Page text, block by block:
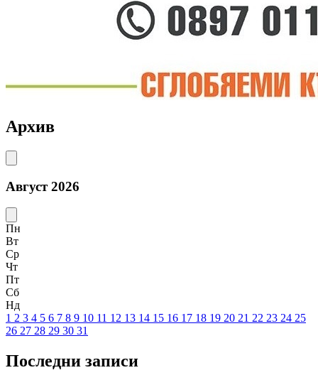
Архив
Август 2026
Пн
Вт
Ср
Чт
Пт
Сб
Нд
1 2 3 4 5 6 7 8 9 10 11 12 13 14 15 16 17 18 19 20 21 22 23 24 25
26 27 28 29 30 31
Последни записи